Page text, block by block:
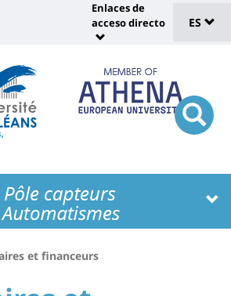
Site
:
Shortcut
links
Enlaces de
acceso directo
de
ES
et financeurs